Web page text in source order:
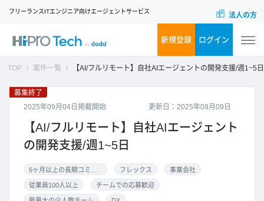
フリーランスITエンジニア向けエージェントサービス 法人の方
新規登録 ログイン
TOP 案件一覧 【AI/フルリモート】自社AIエージェントの開発支援/週1~5日
更新日：2025年09月09日
募集終了
2025年09月04日掲載開始
【AI/フルリモート】自社AIエージェント
の開発支援/週1~5日
フレックス 事業会社
従業員100人以上 チームでの応募歓迎